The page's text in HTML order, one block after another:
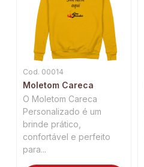
Cod. 00014
Moletom Careca
O Moletom Careca
Personalizado é um
brinde prático,
confortável e perfeito
para...